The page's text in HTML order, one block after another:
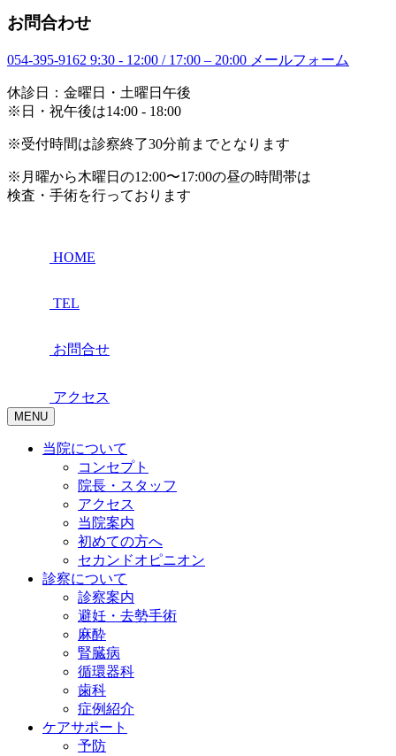
お問合わせ
054-395-9162 9:30 - 12:00 / 17:00 – 20:00 メールフォーム
休診日：金曜日・土曜日午後
※日・祝午後は14:00 - 18:00
※受付時間は診察終了30分前までとなります
※月曜から木曜日の12:00〜17:00の昼の時間帯は
検査・手術を行っております
HOME
TEL
お問合せ
アクセス
MENU
当院について
コンセプト
院長・スタッフ
アクセス
当院案内
初めての方へ
セカンドオピニオン
診察について
診察案内
避妊・去勢手術
麻酔
腎臓病
循環器科
歯科
症例紹介
ケアサポート
予防